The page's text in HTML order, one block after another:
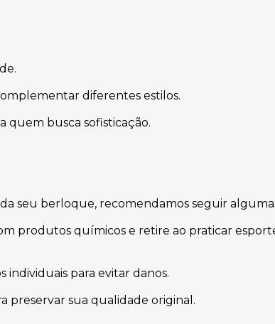
diferentes estilos.
quem busca sofisticação.
seu berloque, recomendamos seguir
produtos químicos e retire ao praticar
individuais para evitar danos.
preservar sua qualidade original.